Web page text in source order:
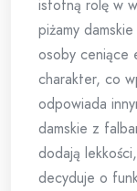
istotną rolę w
piżamy
osoby ceniące
charakter, co
odpowiada
damskie z
dodają
decyduje o